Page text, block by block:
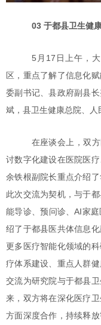
03 于都县卫生健
5月17日上午，
区，重点了解了信息化
委副书记、县政府副县
斌，县卫生健康总院、人
在座谈会上，双
讨数字化建设在医院医
余铁根副院长重点介绍
此次交流为契机，与于
能导诊、预问诊、AI家
绍了于都县医共体信息
更多医疗智能化领域的
疗体系建设、重点人群
交流为研究院与于都县
来，双方将在深化医疗
方面深度合作，持续释